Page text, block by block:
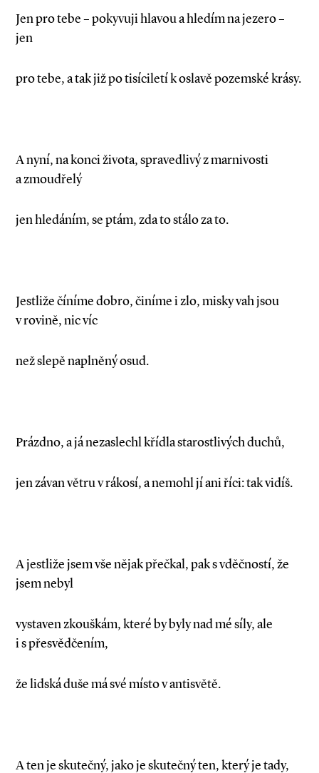
Jen pro tebe – pokyvuji hlavou a hledím na jezero –
jen
pro tebe, a tak již po tisíciletí k oslavě pozemské krásy.
A nyní, na konci života, spravedlivý z marnivosti
a zmoudřelý
jen hledáním, se ptám, zda to stálo za to.
Jestliže číníme dobro, činíme i zlo, misky vah jsou
v rovině, nic víc
než slepě naplněný osud.
Prázdno, a já nezaslechl křídla starostlivých duchů,
jen závan větru v rákosí, a nemohl jí ani říci: tak vidíš.
A jestliže jsem vše nějak přečkal, pak s vděčností, že
jsem nebyl
vystaven zkouškám, které by byly nad mé síly, ale
i s přesvědčením,
že lidská duše má své místo v antisvětě.
A ten je skutečný, jako je skutečný ten, který je tady,